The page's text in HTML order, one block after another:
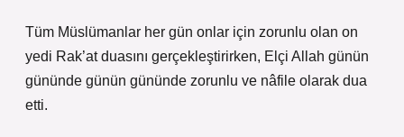
Tüm Müslümanlar her gün onlar için zorunlu olan on
yedi Rak’at duasını gerçekleştirirken, Elçi Allah günün
gününde günün gününde zorunlu ve nâfile olarak dua
etti.